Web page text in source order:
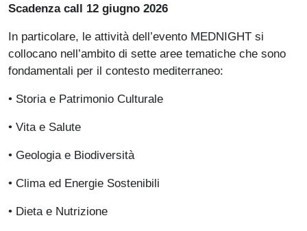
Scadenza call 12 giugno 2026
In particolare, le attività dell’evento MEDNIGHT si
collocano nell’ambito di sette aree tematiche che sono
fondamentali per il contesto mediterraneo:
• Storia e Patrimonio Culturale
• Vita e Salute
• Geologia e Biodiversità
• Clima ed Energie Sostenibili
• Dieta e Nutrizione